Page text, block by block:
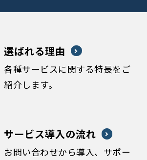
選ばれる理由
各種サービスに関する特長をご
紹介します。
サービス導入の流れ
お問い合わせから導入、サポー